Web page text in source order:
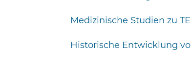
Medizinische Studien zu
Historische Entwicklung